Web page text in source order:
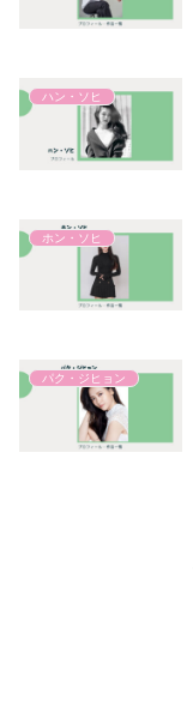
ハン・ソヒ
ホン・ソヒ
パク・ジヒョン